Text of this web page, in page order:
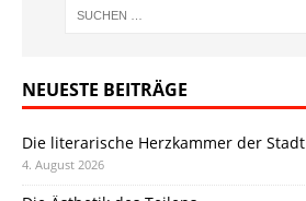
NEUESTE BEITRÄGE
Die literarische Herzkammer der Stadt
4. August 2026